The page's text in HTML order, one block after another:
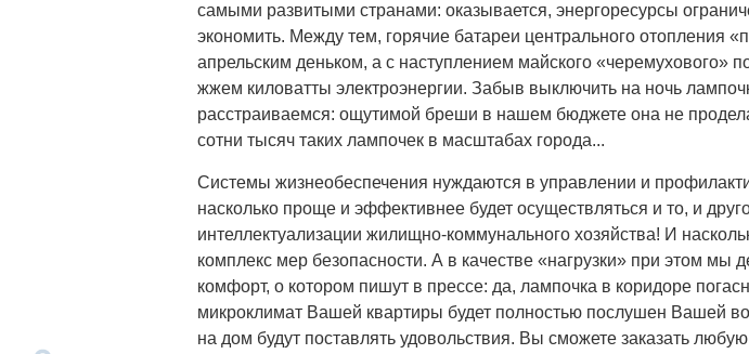
самыми развитыми странами: оказывается, энергоресурсы
экономить. Между тем, горячие батареи центрального отопления
апрельским деньком, а с наступлением майского «черемухового»
жжем киловатты электроэнергии. Забыв выключить на ночь
расстраиваемся: ощутимой бреши в нашем бюджете она не
сотни тысяч таких лампочек в масштабах города...
Системы жизнеобеспечения нуждаются в управлении и
насколько проще и эффективнее будет осуществляться и то, и
интеллектуализации жилищно-коммунального хозяйства! И
комплекс мер безопасности. А в качестве «нагрузки» при этом мы
комфорт, о котором пишут в прессе: да, лампочка в коридоре
микроклимат Вашей квартиры будет полностью послушен Вашей
на дом будут поставлять удовольствия. Вы сможете заказать